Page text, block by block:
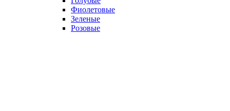
Фиолетовые
Зеленые
Розовые